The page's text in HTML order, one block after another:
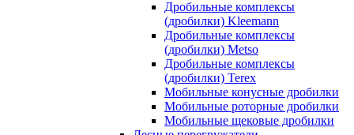
Дробильные комплексы
(дробилки) Kleemann
Дробильные комплексы
(дробилки) Metso
Дробильные комплексы
(дробилки) Terex
Мобильные конусные дробилки
Мобильные роторные дробилки
Мобильные щековые дробилки